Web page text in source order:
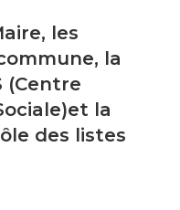
les
la
(Centre
la
des listes